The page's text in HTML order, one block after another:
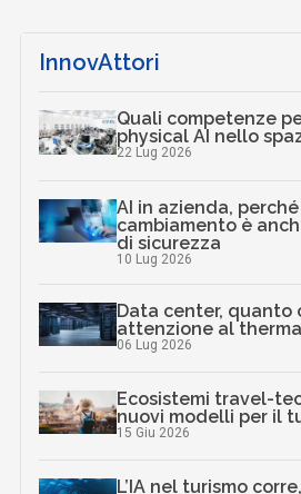
InnovAttori
Quali competenze
physical AI nello
22 Lug 2026
AI in azienda,
cambiamento è
di sicurezza
10 Lug 2026
Data center, quanto
attenzione al
06 Lug 2026
Ecosistemi travel-
nuovi modelli per il
15 Giu 2026
L’IA nel turismo